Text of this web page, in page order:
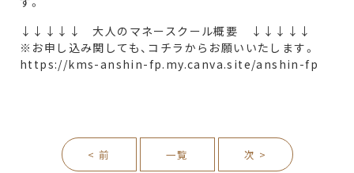
↓↓↓↓↓ 大人のマネースクール概要 ↓↓↓↓↓
※お申し込み関しても、コチラからお願いいたします。
https://kms-anshin-fp.my.canva.site/anshin-fp
< 前 一覧 次 >